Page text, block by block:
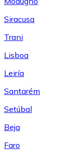
Siracusa
Trani
Lisboa
Leiría
Santarém
Setúbal
Beja
Faro